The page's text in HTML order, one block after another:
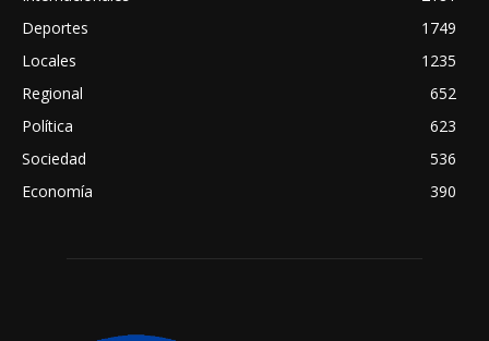
Deportes
1749
Locales
1235
Regional
652
Política
623
Sociedad
536
Economía
390